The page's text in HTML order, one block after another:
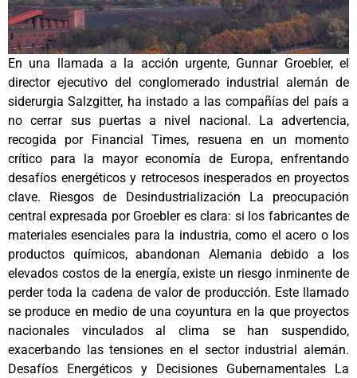
En una llamada a la acción urgente, Gunnar Groebler, el
director ejecutivo del conglomerado industrial alemán de
siderurgia Salzgitter, ha instado a las compañías del país a
no cerrar sus puertas a nivel nacional. La advertencia,
recogida por Financial Times, resuena en un momento
crítico para la mayor economía de Europa, enfrentando
desafíos energéticos y retrocesos inesperados en proyectos
clave. Riesgos de Desindustrialización La preocupación
central expresada por Groebler es clara: si los fabricantes de
materiales esenciales para la industria, como el acero o los
productos químicos, abandonan Alemania debido a los
elevados costos de la energía, existe un riesgo inminente de
perder toda la cadena de valor de producción. Este llamado
se produce en medio de una coyuntura en la que proyectos
nacionales vinculados al clima se han suspendido,
exacerbando las tensiones en el sector industrial alemán.
Desafíos Energéticos y Decisiones Gubernamentales La